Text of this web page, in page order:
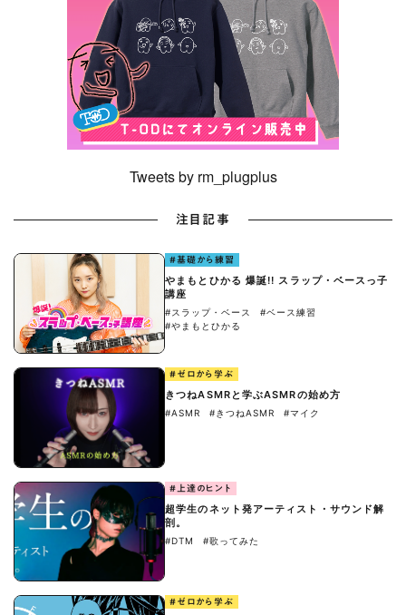
Tweets by rm_plugplus
注目記事
#基礎から練習
やまもとひかる 爆誕!! スラップ・ベースっ子
講座
#スラップ・ベース
#ベース練習
#やまもとひかる
#ゼロから学ぶ
きつねASMRと学ぶASMRの始め方
#ASMR #きつねASMR #マイク
#上達のヒント
超学生のネット発アーティスト・サウンド解
剖。
#DTM #歌ってみた
#ゼロから学ぶ